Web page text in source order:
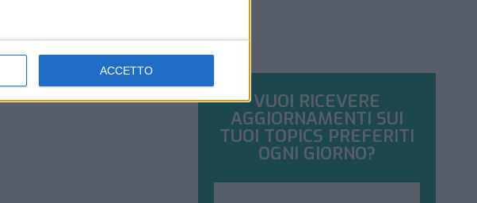
ACCETTO
VUOI RICEVERE
AGGIORNAMENTI SUI
TUOI TOPICS PREFERITI
OGNI GIORNO?